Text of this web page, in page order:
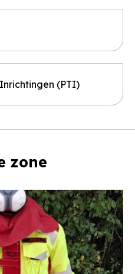
(PTI)
zone